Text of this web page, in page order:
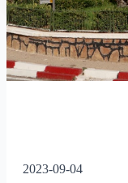
2023-09-04